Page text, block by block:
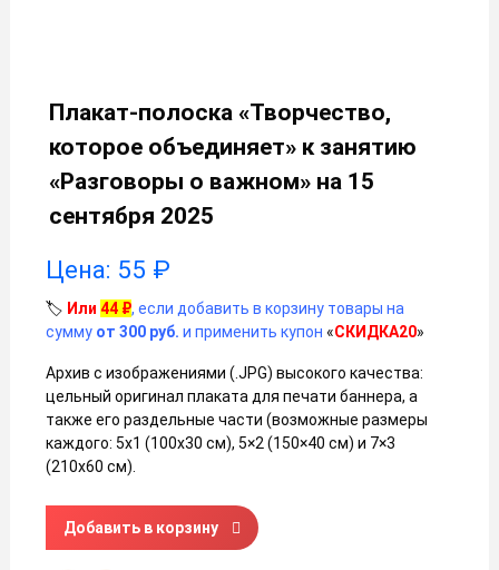
Плакат-полоска «Творчество,
которое объединяет» к занятию
«Разговоры о важном» на 15
сентября 2025
Цена: 55 ₽
🏷️ Или 44 ₽, если добавить в корзину товары на
сумму от 300 руб. и применить купон «СКИДКА20»
Архив с изображениями (.JPG) высокого качества:
цельный оригинал плаката для печати баннера, а
также его раздельные части (возможные размеры
каждого: 5х1 (100х30 см), 5×2 (150×40 см) и 7×3
(210х60 см).
Количество товара Плакат-полоска «Творчество,
Добавить в корзину